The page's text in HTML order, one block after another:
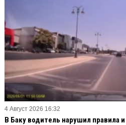
4 Август 2026 16:32
В Баку водитель нарушил правила